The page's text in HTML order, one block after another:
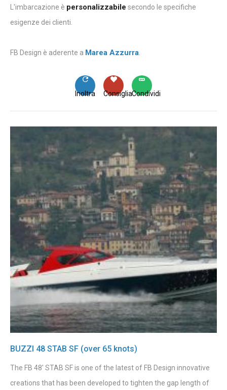
L'imbarcazione è personalizzabile secondo le specifiche
esigenze dei clienti.
FB Design è aderente a Marea Azzurra
Condividi
Consiglia
Inoltra
BUZZI 48 STAB SF (over 65 knots)
The FB 48' STAB SF is one of the latest of FB Design innovative
creations that has been developed to tighten the gap length of